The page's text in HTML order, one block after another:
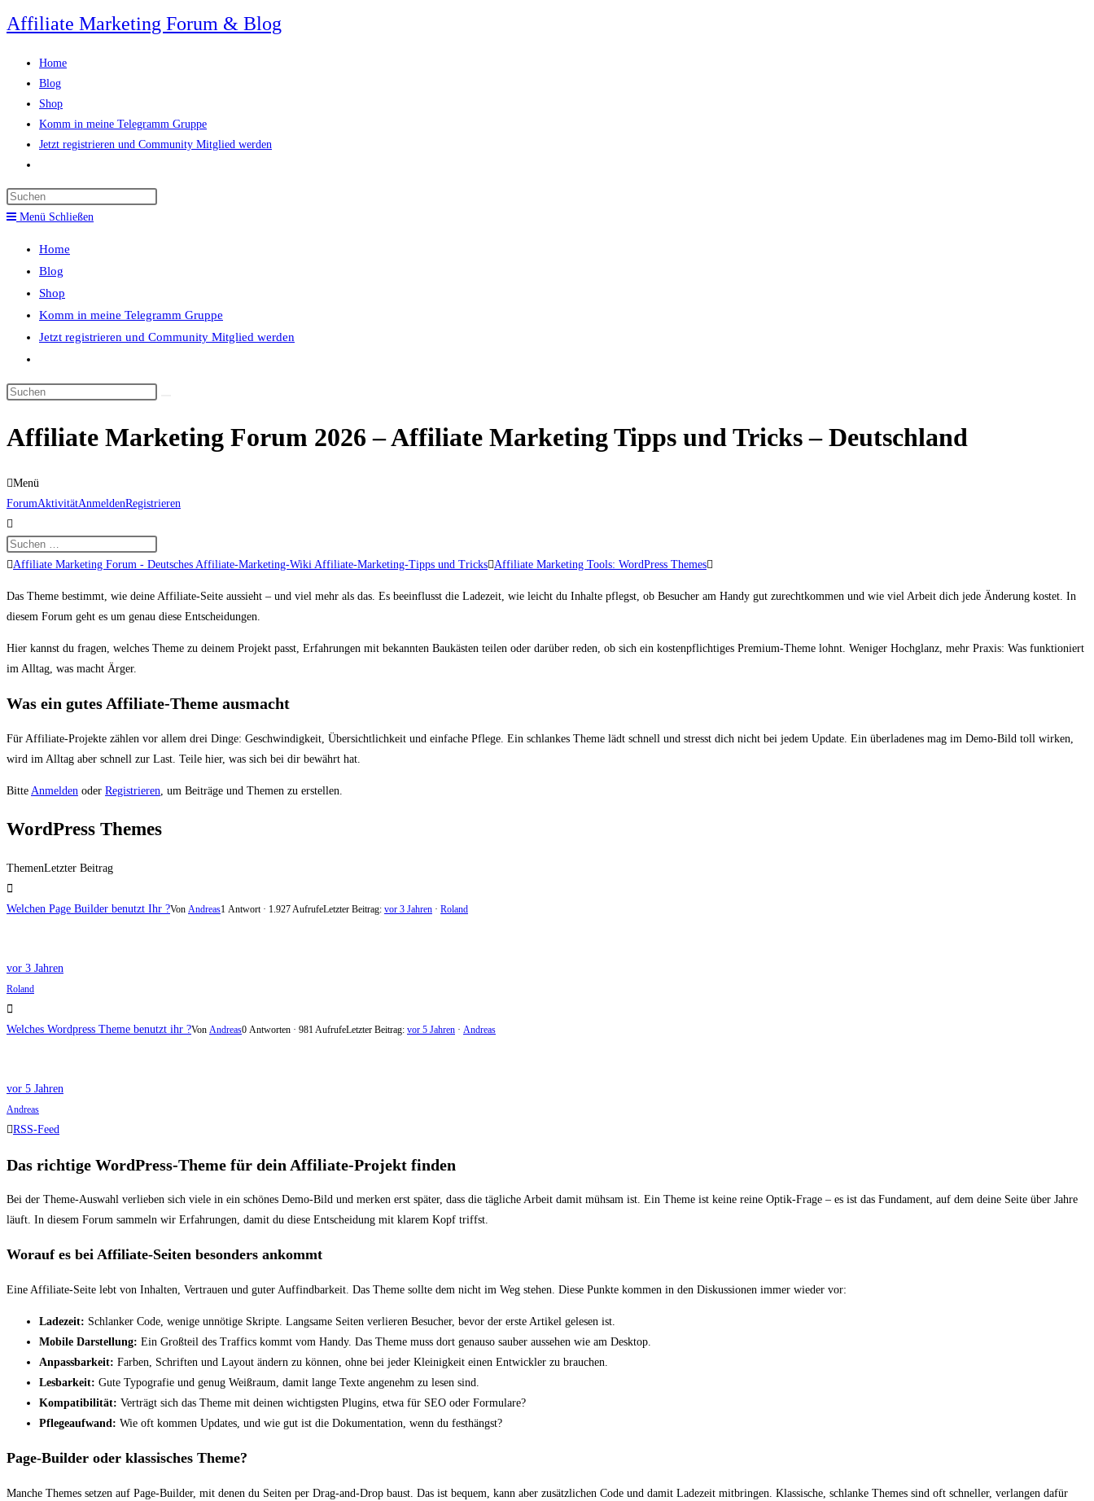
Zum
Inhalt
springen
Affiliate Marketing Forum & Blog
Home
Blog
Shop
Komm in meine Telegramm Gruppe
Jetzt registrieren und Community Mitglied werden
umschalten
panel.
Menü Schließen
Home
Blog
Shop
Komm in meine Telegramm Gruppe
Jetzt registrieren und Community Mitglied werden
umschalten
Diese
durchsuchen
Affiliate Marketing Forum 2026 – Affiliate Marketing Tipps und Tricks – Deutschland
Menü
Forum-
Navigation
ForumAktivitätAnmeldenRegistrieren
Forum-
bist
hier:
Affiliate Marketing Forum - Deutsches Affiliate-Marketing-Wiki Affiliate-Marketing-Tipps und Tricks Affiliate Marketing Tools: WordPress Themes
Das Theme bestimmt, wie deine Affiliate-Seite aussieht – und viel mehr als das. Es beeinflusst die Ladezeit, wie leicht du Inhalte pflegst, ob Besucher am Handy gut zurechtkommen und wie viel Arbeit dich jede Änderung kostet. In
diesem Forum geht es um genau diese Entscheidungen.
Hier kannst du fragen, welches Theme zu deinem Projekt passt, Erfahrungen mit bekannten Baukästen teilen oder darüber reden, ob sich ein kostenpflichtiges Premium-Theme lohnt. Weniger Hochglanz, mehr Praxis: Was funktioniert
im Alltag, was macht Ärger.
Was ein gutes Affiliate-Theme ausmacht
Für Affiliate-Projekte zählen vor allem drei Dinge: Geschwindigkeit, Übersichtlichkeit und einfache Pflege. Ein schlankes Theme lädt schnell und stresst dich nicht bei jedem Update. Ein überladenes mag im Demo-Bild toll wirken,
wird im Alltag aber schnell zur Last. Teile hier, was sich bei dir bewährt hat.
Bitte Anmelden oder Registrieren, um Beiträge und Themen zu erstellen.
WordPress Themes
ThemenLetzter Beitrag
Welchen Page Builder benutzt Ihr ?Von Andreas1 Antwort · 1.927 AufrufeLetzter Beitrag: vor 3 Jahren · Roland
vor 3 Jahren
Roland
Welches Wordpress Theme benutzt ihr ?Von Andreas0 Antworten · 981 AufrufeLetzter Beitrag: vor 5 Jahren · Andreas
vor 5 Jahren
Andreas
RSS-Feed
Das richtige WordPress-Theme für dein Affiliate-Projekt finden
Bei der Theme-Auswahl verlieben sich viele in ein schönes Demo-Bild und merken erst später, dass die tägliche Arbeit damit mühsam ist. Ein Theme ist keine reine Optik-Frage – es ist das Fundament, auf dem deine Seite über Jahre
läuft. In diesem Forum sammeln wir Erfahrungen, damit du diese Entscheidung mit klarem Kopf triffst.
Worauf es bei Affiliate-Seiten besonders ankommt
Eine Affiliate-Seite lebt von Inhalten, Vertrauen und guter Auffindbarkeit. Das Theme sollte dem nicht im Weg stehen. Diese Punkte kommen in den Diskussionen immer wieder vor:
Ladezeit: Schlanker Code, wenige unnötige Skripte. Langsame Seiten verlieren Besucher, bevor der erste Artikel gelesen ist.
Mobile Darstellung: Ein Großteil des Traffics kommt vom Handy. Das Theme muss dort genauso sauber aussehen wie am Desktop.
Anpassbarkeit: Farben, Schriften und Layout ändern zu können, ohne bei jeder Kleinigkeit einen Entwickler zu brauchen.
Lesbarkeit: Gute Typografie und genug Weißraum, damit lange Texte angenehm zu lesen sind.
Kompatibilität: Verträgt sich das Theme mit deinen wichtigsten Plugins, etwa für SEO oder Formulare?
Pflegeaufwand: Wie oft kommen Updates, und wie gut ist die Dokumentation, wenn du festhängst?
Page-Builder oder klassisches Theme?
Manche Themes setzen auf Page-Builder, mit denen du Seiten per Drag-and-Drop baust. Das ist bequem, kann aber zusätzlichen Code und damit Ladezeit mitbringen. Klassische, schlanke Themes sind oft schneller, verlangen dafür